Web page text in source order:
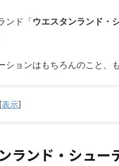
ンド「ウエスタンランド・
ションはもちろんのこと、
[表示]
ランド・シュー